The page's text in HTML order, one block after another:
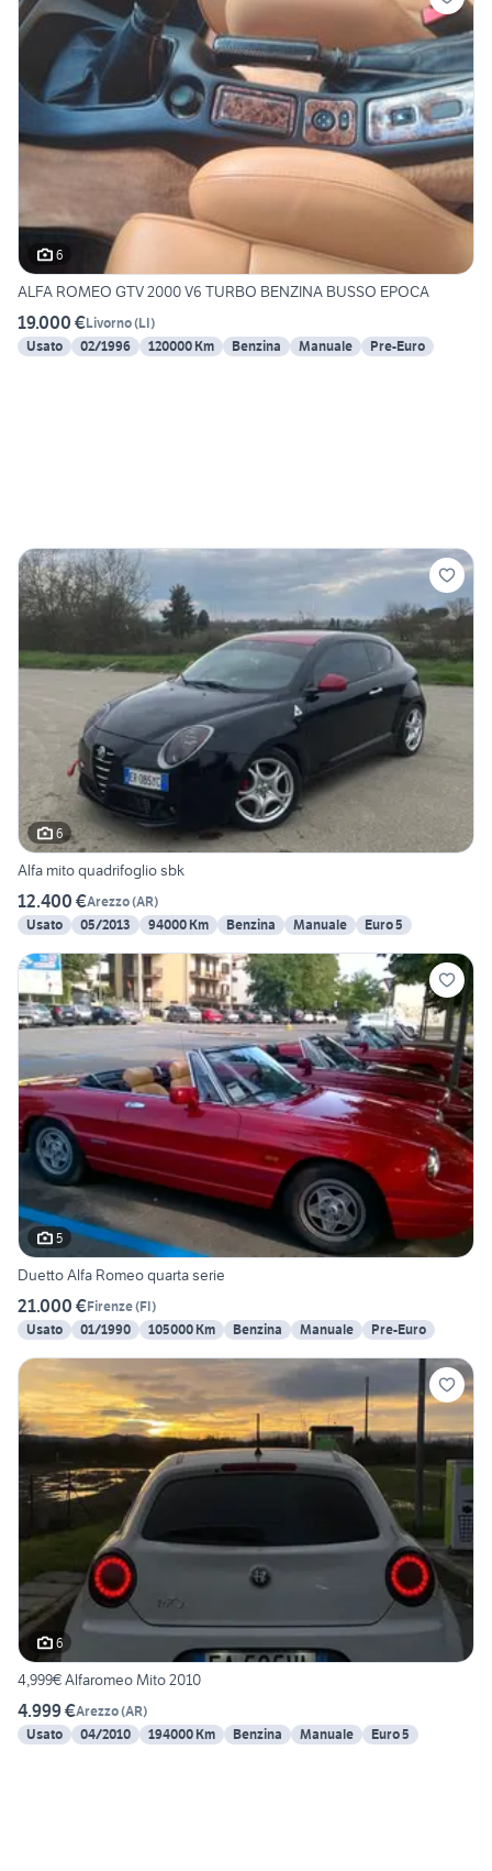
6
ALFA ROMEO GTV 2000 V6 TURBO BENZINA BUSSO EPOCA
19.000 €Livorno(LI)
Usato
02/1996 120000 Km Benzina Manuale Pre-Euro
6
Alfa mito quadrifoglio sbk
12.400 €Arezzo(AR)
Usato
05/2013 94000 Km Benzina Manuale Euro 5
5
Duetto Alfa Romeo quarta serie
21.000 €Firenze(FI)
Usato
01/1990 105000 Km Benzina Manuale Pre-Euro
6
4,999€ Alfaromeo Mito 2010
4.999 €Arezzo(AR)
Usato
04/2010 194000 Km Benzina Manuale Euro 5